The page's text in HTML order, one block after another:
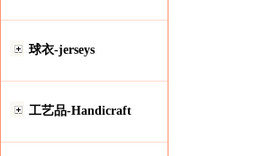
球衣-jerseys
工艺品-Handicraft